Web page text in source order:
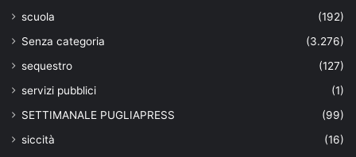
scuola
(192)
Senza categoria
(3.276)
sequestro
(127)
servizi pubblici
(1)
SETTIMANALE PUGLIAPRESS
(99)
siccità
(16)